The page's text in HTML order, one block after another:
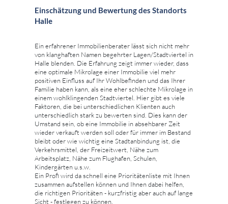
Einschätzung und Bewertung des Standorts
Halle
Ein erfahrener Immobilienberater lässt sich nicht mehr
von klanghaften Namen begehrter Lagen/Stadtviertel in
Halle blenden. Die Erfahrung zeigt immer wieder, dass
eine optimale Mikrolage einer Immobilie viel mehr
positiven Einfluss auf Ihr Wohlbefinden und das Ihrer
Familie haben kann, als eine eher schlechte Mikrolage in
einem wohlklingenden Stadtviertel. Hier gibt es viele
Faktoren, die bei unterschiedlichen Klienten auch
unterschiedlich stark zu bewerten sind. Dies kann der
Umstand sein, ob eine Immobilie in absehbarer Zeit
wieder verkauft werden soll oder für immer im Bestand
bleibt oder wie wichtig eine Stadtanbindung ist, die
Verkehrsmittel, der Freizeitwert, Nähe zum
Arbeitsplatz, Nähe zum Flughafen, Schulen,
Kindergärten u.s.w.
Ein Profi wird da schnell eine Prioritätenliste mit Ihnen
zusammen aufstellen können und Ihnen dabei helfen,
die richtigen Prioritäten - kurzfristig aber auch auf lange
Sicht - festlegen zu können.